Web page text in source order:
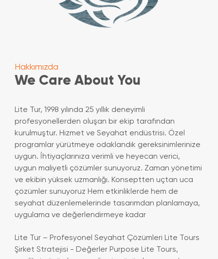
Hakkımızda
We Care About You
Lite Tur, 1998 yılında 25 yıllık deneyimli
profesyonellerden oluşan bir ekip tarafından
kurulmuştur. Hizmet ve Seyahat endüstrisi. Özel
programlar yürütmeye odaklandık gereksinimlerinize
uygun. İhtiyaçlarınıza verimli ve heyecan verici,
uygun maliyetli çözümler sunuyoruz. Zaman yönetimi
ve ekibin yüksek uzmanlığı. Konseptten uçtan uca
çözümler sunuyoruz Hem etkinliklerde hem de
seyahat düzenlemelerinde tasarımdan planlamaya,
uygulama ve değerlendirmeye kadar
Lite Tur – Profesyonel Seyahat Çözümleri Lite Tours
Şirket Stratejisi - Değerler Purpose Lite Tours,